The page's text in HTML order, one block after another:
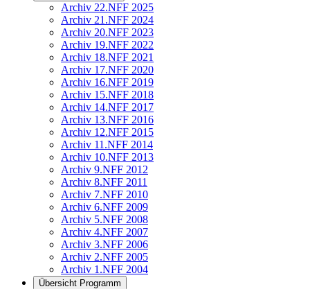
Archiv 22.NFF 2025
Archiv 21.NFF 2024
Archiv 20.NFF 2023
Archiv 19.NFF 2022
Archiv 18.NFF 2021
Archiv 17.NFF 2020
Archiv 16.NFF 2019
Archiv 15.NFF 2018
Archiv 14.NFF 2017
Archiv 13.NFF 2016
Archiv 12.NFF 2015
Archiv 11.NFF 2014
Archiv 10.NFF 2013
Archiv 9.NFF 2012
Archiv 8.NFF 2011
Archiv 7.NFF 2010
Archiv 6.NFF 2009
Archiv 5.NFF 2008
Archiv 4.NFF 2007
Archiv 3.NFF 2006
Archiv 2.NFF 2005
Archiv 1.NFF 2004
Übersicht Programm